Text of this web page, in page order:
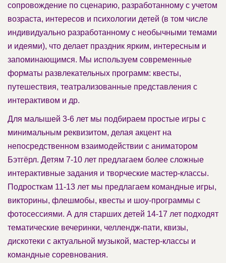
сопровождение по сценарию, разработанному с учетом
возраста, интересов и психологии детей (в том числе
индивидуально разработанному с необычными темами
и идеями), что делает праздник ярким, интересным и
запоминающимся. Мы используем современные
форматы развлекательных программ: квесты,
путешествия, театрализованные представления с
интерактивом и др.
Для малышей 3-6 лет мы подбираем простые игры с
минимальным реквизитом, делая акцент на
непосредственном взаимодействии с аниматором
Бэтгёрл. Детям 7-10 лет предлагаем более сложные
интерактивные задания и творческие мастер-классы.
Подросткам 11-13 лет мы предлагаем командные игры,
викторины, флешмобы, квесты и шоу-программы с
фотосессиями. А для старших детей 14-17 лет подходят
тематические вечеринки, челлендж-пати, квизы,
дискотеки с актуальной музыкой, мастер-классы и
командные соревнования.